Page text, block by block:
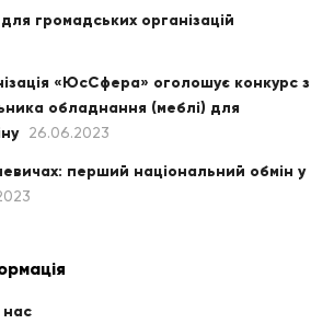
громадських організацій
«ЮсСфера» оголошує конкурс з
обладнання (меблі) для
26.06.2023
перший національний обмін у
нас